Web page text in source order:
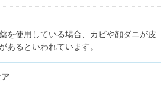
を使用している場合、カビや顔ダニが皮
あるといわれています。